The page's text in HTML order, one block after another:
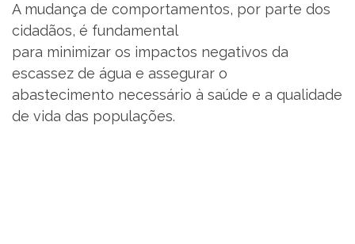
A mudança de comportamentos, por parte dos
cidadãos, é fundamental
para minimizar os impactos negativos da
escassez de água e assegurar o
abastecimento necessário à saúde e a qualidade
de vida das populações.